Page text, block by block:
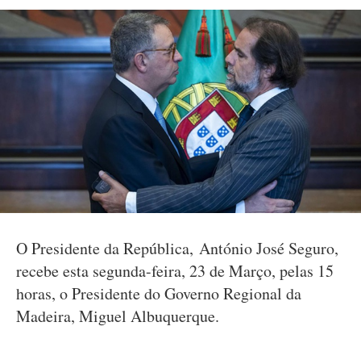
O Presidente da República, António José Seguro,
recebe esta segunda-feira, 23 de Março, pelas 15
horas, o Presidente do Governo Regional da
Madeira, Miguel Albuquerque.